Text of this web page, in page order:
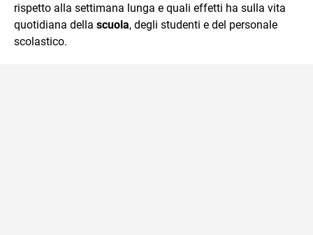
rispetto alla settimana lunga e quali effetti ha sulla vita
quotidiana della scuola, degli studenti e del personale
scolastico.